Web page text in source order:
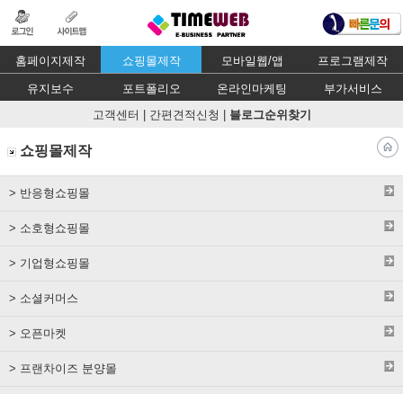
홈페이지제작 쇼핑몰제작 모바일웹/앱 프로그램제작
유지보수 포트폴리오 온라인마케팅
부가서비스
고객센터
간편견적신청 블로그순위찾기
쇼핑몰제작
> 반응형쇼핑몰
> 소호형쇼핑몰
> 기업형쇼핑몰
> 소셜커머스
> 오픈마켓
> 프랜차이즈 분양몰